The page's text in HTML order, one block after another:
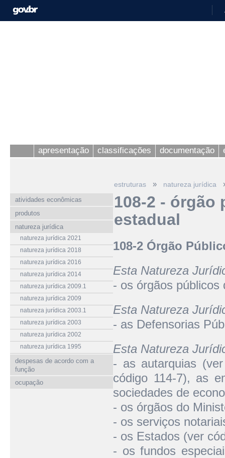
apresentação classificações documentação
atividades econômicas
produtos
natureza jurídica
natureza jurídica 2021
natureza jurídica 2018
natureza jurídica 2016
natureza jurídica 2014
natureza jurídica 2009.1
natureza jurídica 2009
natureza jurídica 2003.1
natureza jurídica 2003
natureza jurídica 2002
natureza jurídica 1995
despesas de acordo com a
função
ocupação
estruturas » natureza jurídica
108-2 -
estadual
108-2 Órgão
Esta Natureza
- os órgãos públicos
Esta Natureza
- as Defensorias
Esta Natureza
- as autarquias
código 114-7), as
sociedades de
- os órgãos do
- os serviços
- os Estados (ver
- os fundos